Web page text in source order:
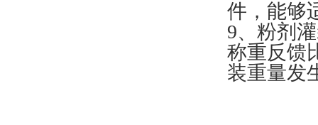
件，能够
9、粉剂
称重反馈
装重量发